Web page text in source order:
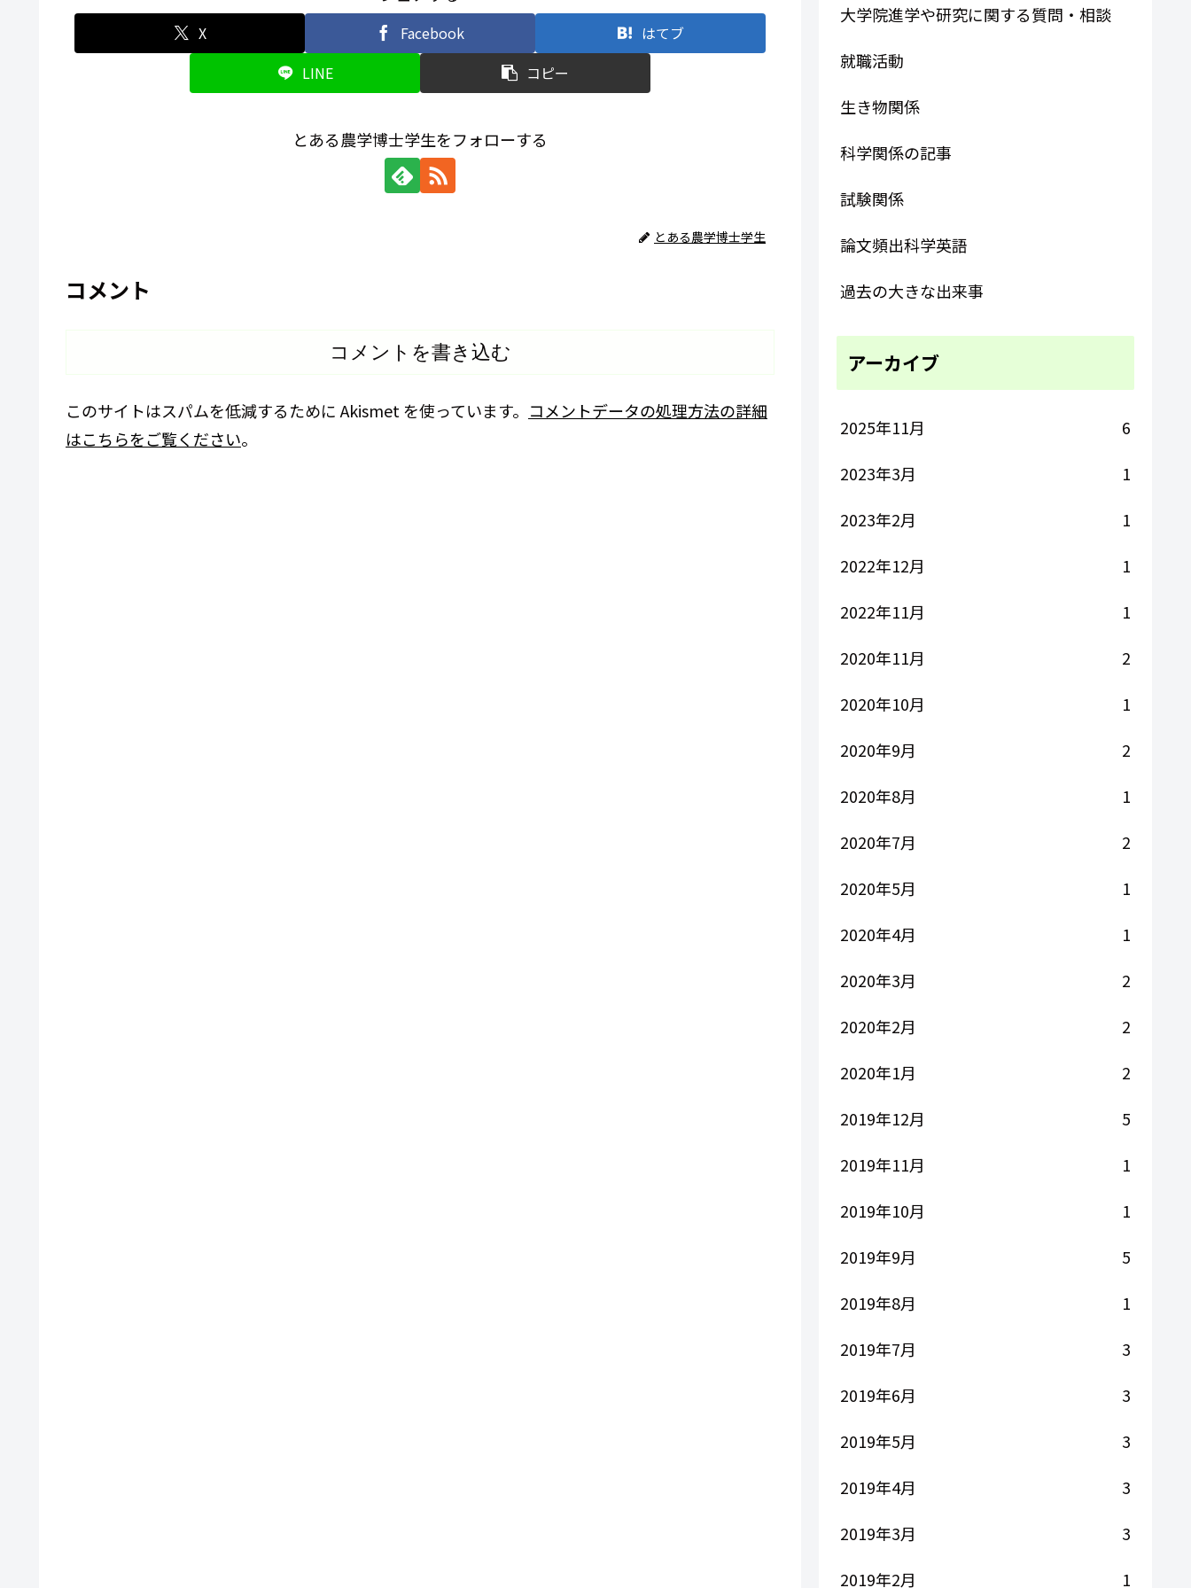
X Facebook
はてブ
LINE
コピー
とある農学博士学生をフォローする
とある農学博士学生
コメント
コメントを書き込む
このサイトはスパムを低減するために Akismet を使っています。 コメントデータの処理方法の詳細
はこちらをご覧ください。
大学院進学や研究に関する質問・相談
就職活動
生き物関係
科学関係の記事
試験関係
論文頻出科学英語
過去の大きな出来事
アーカイブ
2025年11月
6
2023年3月
1
2023年2月
1
2022年12月
1
2022年11月
1
2020年11月
2
2020年10月
1
2020年9月
2
2020年8月
1
2020年7月
2
2020年5月
1
2020年4月
1
2020年3月
2
2020年2月
2
2020年1月
2
2019年12月
5
2019年11月
1
2019年10月
1
2019年9月
5
2019年8月
1
2019年7月
3
2019年6月
3
2019年5月
3
2019年4月
3
2019年3月
3
2019年2月
1